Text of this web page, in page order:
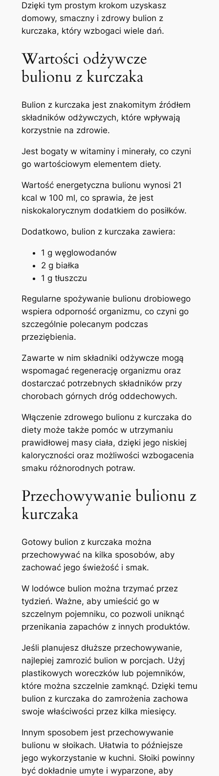
Dzięki tym prostym krokom uzyskasz
domowy, smaczny i zdrowy bulion z
kurczaka, który wzbogaci wiele dań.
Wartości odżywcze
bulionu z kurczaka
Bulion z kurczaka jest znakomitym źródłem
składników odżywczych, które wpływają
korzystnie na zdrowie.
Jest bogaty w witaminy i minerały, co czyni
go wartościowym elementem diety.
Wartość energetyczna bulionu wynosi 21
kcal w 100 ml, co sprawia, że jest
niskokalorycznym dodatkiem do posiłków.
Dodatkowo, bulion z kurczaka zawiera:
1 g węglowodanów
2 g białka
1 g tłuszczu
Regularne spożywanie bulionu drobiowego
wspiera odporność organizmu, co czyni go
szczególnie polecanym podczas
przeziębienia.
Zawarte w nim składniki odżywcze mogą
wspomagać regenerację organizmu oraz
dostarczać potrzebnych składników przy
chorobach górnych dróg oddechowych.
Włączenie zdrowego bulionu z kurczaka do
diety może także pomóc w utrzymaniu
prawidłowej masy ciała, dzięki jego niskiej
kaloryczności oraz możliwości wzbogacenia
smaku różnorodnych potraw.
Przechowywanie bulionu z
kurczaka
Gotowy bulion z kurczaka można
przechowywać na kilka sposobów, aby
zachować jego świeżość i smak.
W lodówce bulion można trzymać przez
tydzień. Ważne, aby umieścić go w
szczelnym pojemniku, co pozwoli uniknąć
przenikania zapachów z innych produktów.
Jeśli planujesz dłuższe przechowywanie,
najlepiej zamrozić bulion w porcjach. Użyj
plastikowych woreczków lub pojemników,
które można szczelnie zamknąć. Dzięki temu
bulion z kurczaka do zamrożenia zachowa
swoje właściwości przez kilka miesięcy.
Innym sposobem jest przechowywanie
bulionu w słoikach. Ułatwia to późniejsze
jego wykorzystanie w kuchni. Słoiki powinny
być dokładnie umyte i wyparzone, aby